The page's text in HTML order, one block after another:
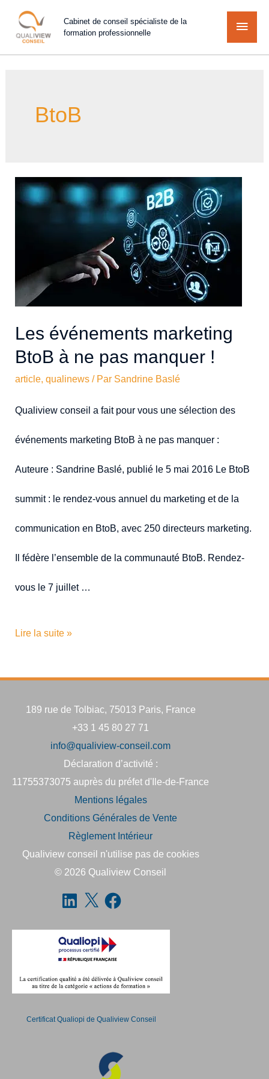
Cabinet de conseil spécialiste de la
formation professionnelle
BtoB
Les événements marketing
BtoB à ne pas manquer !
article,qualinews / Par Sandrine Baslé
Qualiview conseil a fait pour vous une sélection des
événements marketing BtoB à ne pas manquer :
Auteure : Sandrine Baslé, publié le 5 mai 2016 Le BtoB
summit : le rendez-vous annuel du marketing et de la
communication en BtoB, avec 250 directeurs marketing.
Il fédère l’ensemble de la communauté BtoB. Rendez-
vous le 7 juillet …
Lire la suite »
189 rue de Tolbiac, 75013 Paris, France
+33 1 45 80 27 71
info@qualiview-conseil.com
Déclaration d’activité :
11755373075 auprès du préfet d'Ile-de-France
Mentions légales
Conditions Générales de Vente
Règlement Intérieur
Qualiview conseil n'utilise pas de cookies
© 2026 Qualiview Conseil
Certificat Qualiopi de Qualiview Conseil